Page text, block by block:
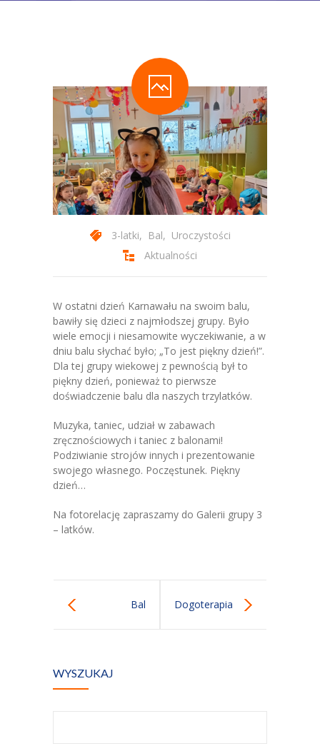
-- Zajęcia Obowiązkowe
-- Zajęcia Dodatkowe
-- Programy autorskie
-- Podstawa Programowa
-- Plan Dnia
-- Grupa 3-latków
-- Grupa 4-latków
-- Grupa 5-latków
-- Grupa 6-latków
Dla Rodziców
-- E-Lizak
-- Jadłospis
Nazaretanki
3-latki, Bal, Uroczystości
Aktualności
W ostatni dzień Karnawału na swoim balu,
bawiły się dzieci z najmłodszej grupy. Było
wiele emocji i niesamowite wyczekiwanie, a w
dniu balu słychać było; „To jest piękny dzień!”.
Dla tej grupy wiekowej z pewnością był to
piękny dzień, ponieważ to pierwsze
doświadczenie balu dla naszych trzylatków.
Muzyka, taniec, udział w zabawach
zręcznościowych i taniec z balonami!
Podziwianie strojów innych i prezentowanie
swojego własnego. Poczęstunek. Piękny
dzień…
Na fotorelację zapraszamy do Galerii grupy 3
– latków.
Bal Dogoterapia
WYSZUKAJ